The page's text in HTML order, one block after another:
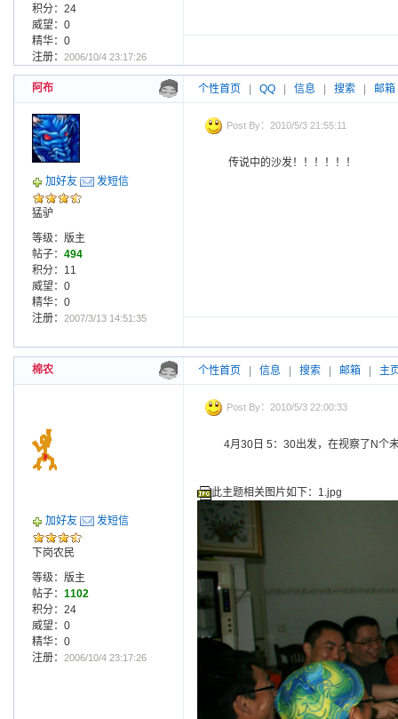
积分：24
威望：0
精华：0
注册： 2006/10/4 23:17:26
阿布 个性首页 QQ 信息 搜索 邮箱
加好友 发短信
猛驴
等级：版主
帖子： 494
积分：11
威望：0
精华：0
注册： 2007/3/13 14:51:35
Post By：2010/5/3 21:55:11
传说中的沙发！！！！！！
棉农 个性首页 信息 搜索 邮箱 主
加好友 发短信
下岗农民
等级：版主
帖子： 1102
积分：24
威望：0
精华：0
注册： 2006/10/4 23:17:26
Post By：2010/5/3 22:00:33
4月30日 5：30出发，在视察了N个
此主题相关图片如下：1.jpg